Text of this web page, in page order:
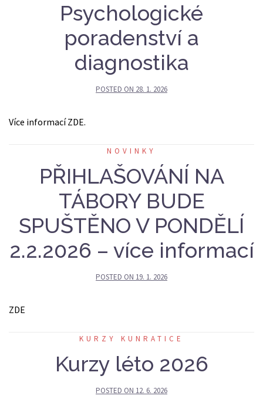
Psychologické
poradenství a
diagnostika
POSTED ON 28. 1. 2026
Více informací ZDE.
NOVINKY
PŘIHLAŠOVÁNÍ NA
TÁBORY BUDE
SPUŠTĚNO V PONDĚLÍ
2.2.2026 – více informací
POSTED ON 19. 1. 2026
ZDE
KURZY KUNRATICE
Kurzy léto 2026
POSTED ON 12. 6. 2026